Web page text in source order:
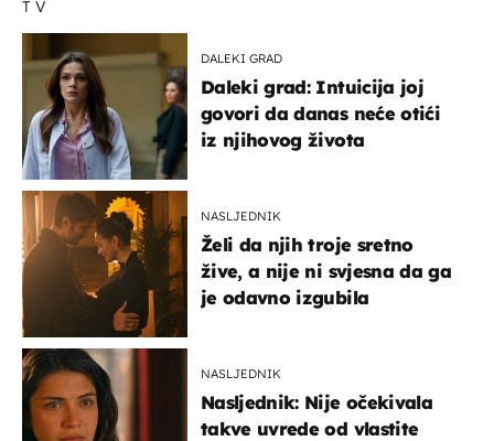
TV
DALEKI GRAD
Daleki grad: Intuicija joj
govori da danas neće otići
iz njihovog života
NASLJEDNIK
Želi da njih troje sretno
žive, a nije ni svjesna da ga
je odavno izgubila
NASLJEDNIK
Nasljednik: Nije očekivala
takve uvrede od vlastite